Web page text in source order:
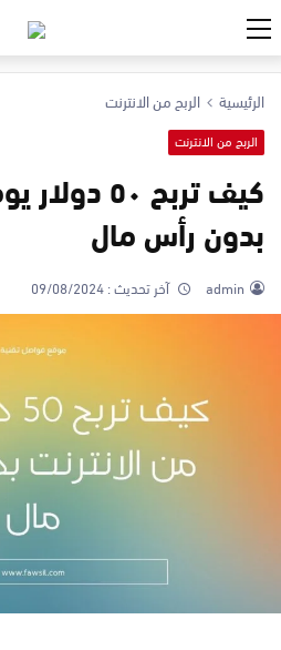
الرئيسية الربح من الانترنت
الربح من الانترنت
كيف تربح
بدون رأس مال
admin آخر تحديث :09/08/2024